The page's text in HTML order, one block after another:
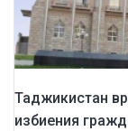
Таджикистан
избиения